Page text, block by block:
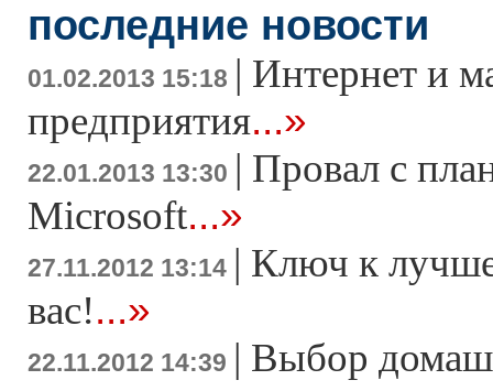
последние новости
01.02.2013 15:18 | Интернет и
предприятия...»
22.01.2013 13:30 | Провал с
Microsoft...»
27.11.2012 13:14 | Ключ к
вас!...»
22.11.2012 14:39 | Выбор